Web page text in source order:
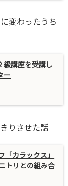
変わったうち
級講座を受講し
ー
りさせた話
「カラックス」
トリとの組み合